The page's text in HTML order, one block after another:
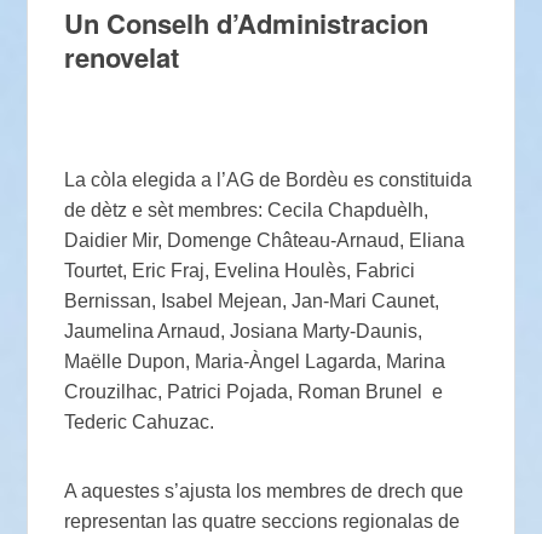
Un Conselh d’Administracion
renovelat
La còla elegida a l’AG de Bordèu es constituida
de dètz e sèt membres: Cecila Chapduèlh,
Daidier Mir, Domenge Château-Arnaud, Eliana
Tourtet, Eric Fraj, Evelina Houlès, Fabrici
Bernissan, Isabel Mejean, Jan-Mari Caunet,
Jaumelina Arnaud, Josiana Marty-Daunis,
Maëlle Dupon, Maria-Àngel Lagarda, Marina
Crouzilhac, Patrici Pojada, Roman Brunel e
Tederic Cahuzac.
A aquestes s’ajusta los membres de drech que
representan las quatre seccions regionalas de